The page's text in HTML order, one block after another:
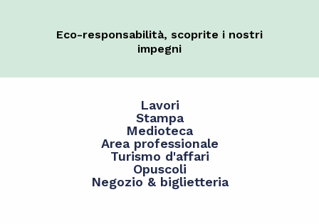
Eco-responsabilità, scoprite i nostri
impegni
Lavori
Stampa
Medioteca
Area professionale
Turismo d'affari
Opuscoli
Negozio & biglietteria